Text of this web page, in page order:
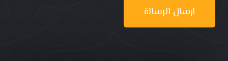
ارسال الرسالة